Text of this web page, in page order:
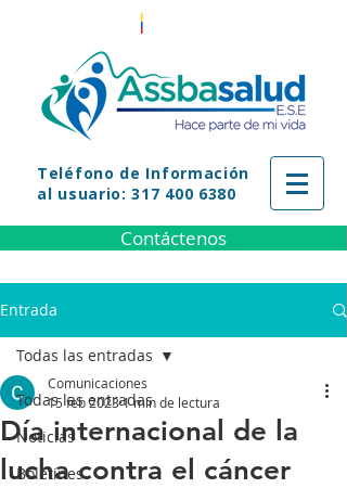
Teléfono de Información
al usuario: 317 400 6380
Contáctenos
Entrada
Todas las entradas
Noticias
Boletines
Todas las entradas
Día internacional de la
lucha contra el cáncer
Comunicaciones
15 feb 20231 min de lectura